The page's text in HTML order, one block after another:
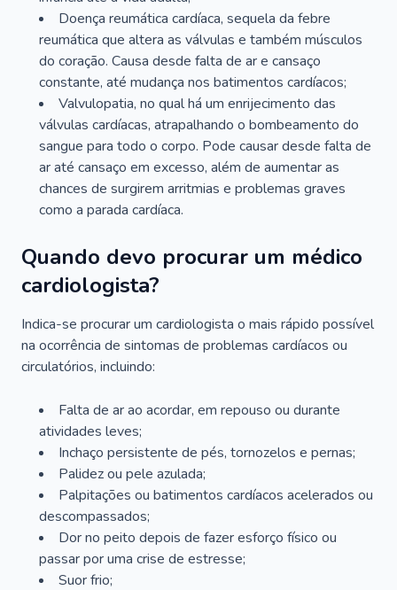
Doença reumática cardíaca, sequela da febre
reumática que altera as válvulas e também músculos
do coração. Causa desde falta de ar e cansaço
constante, até mudança nos batimentos cardíacos;
Valvulopatia, no qual há um enrijecimento das
válvulas cardíacas, atrapalhando o bombeamento do
sangue para todo o corpo. Pode causar desde falta de
ar até cansaço em excesso, além de aumentar as
chances de surgirem arritmias e problemas graves
como a parada cardíaca.
Quando devo procurar um médico
cardiologista?
Indica-se procurar um cardiologista o mais rápido possível
na ocorrência de sintomas de problemas cardíacos ou
circulatórios, incluindo:
Falta de ar ao acordar, em repouso ou durante
atividades leves;
Inchaço persistente de pés, tornozelos e pernas;
Palidez ou pele azulada;
Palpitações ou batimentos cardíacos acelerados ou
descompassados;
Dor no peito depois de fazer esforço físico ou
passar por uma crise de estresse;
Suor frio;